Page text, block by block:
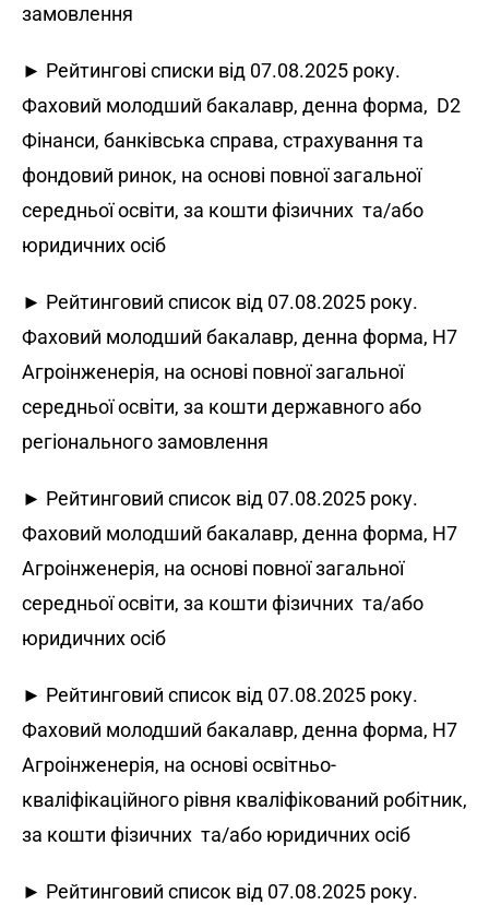
замовлення
► Рейтингові списки від 07.08.2025 року.
Фаховий молодший бакалавр, денна форма, D2
Фінанси, банківська справа, страхування та
фондовий ринок, на основі повної загальної
середньої освіти, за кошти фізичних та/або
юридичних осіб
► Рейтинговий список від 07.08.2025 року.
Фаховий молодший бакалавр, денна форма, H7
Агроінженерія, на основі повної загальної
середньої освіти, за кошти державного або
регіонального замовлення
► Рейтинговий список від 07.08.2025 року.
Фаховий молодший бакалавр, денна форма, H7
Агроінженерія, на основі повної загальної
середньої освіти, за кошти фізичних та/або
юридичних осіб
► Рейтинговий список від 07.08.2025 року.
Фаховий молодший бакалавр, денна форма, H7
Агроінженерія, на основі освітньо-
кваліфікаційного рівня кваліфікований робітник,
за кошти фізичних та/або юридичних осіб
► Рейтинговий список від 07.08.2025 року.